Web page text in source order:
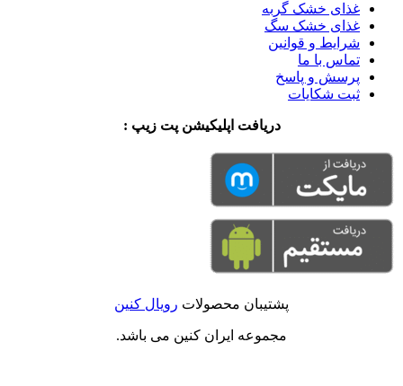
غذای خشک گربه
غذای خشک سگ
شرایط و قوانین
تماس با ما
پرسش و پاسخ
ثبت شکایات
دریافت اپلیکیشن پت زیپ :
پشتیبان محصولات رویال کنین
مجموعه ایران کنین می باشد.